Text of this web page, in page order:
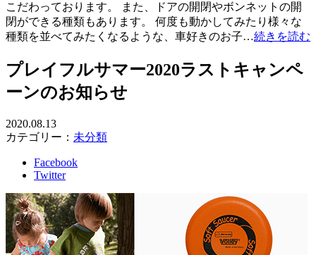
こだわっております。 また、ドアの開閉やボンネットの開
閉ができる種類もあります。 何度も動かしてみたり様々な
種類を並べてみたくなるような、車好きのお子…続きを読む
プレイフルサマー2020ラストキャンペ
ーンのお知らせ
2020.08.13
カテゴリー： 未分類
Facebook
Twitter